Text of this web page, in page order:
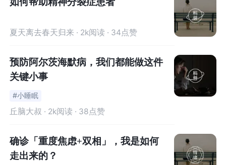
夏天离去春天归来 · 2k阅读 · 34点赞
预防阿尔茨海默病，我们都能做这件
关键小事
#小睡眠
丘脑大叔 · 2k阅读 · 38点赞
确诊「重度焦虑+双相」，我是如何
走出来的？